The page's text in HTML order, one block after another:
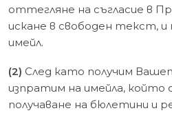
оттегляне на съгласие в
искане в свободен текст,
имейл.
(2) След като получим
изпратим на имейла, който
получаване на бюлетини и